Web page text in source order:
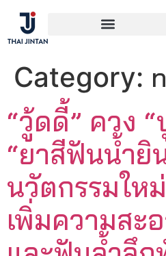
Category:
“วู้ดดี้” ควง “
“ยาสีฟันน้ำยิ
นวัตกรรมให
เพิ่มความสะ